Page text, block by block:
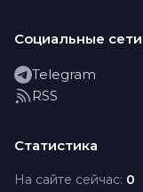
Социальные сети
Telegram
RSS
Статистика
На сайте сейчас: 0